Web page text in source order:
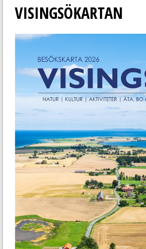
VISINGSÖKARTAN